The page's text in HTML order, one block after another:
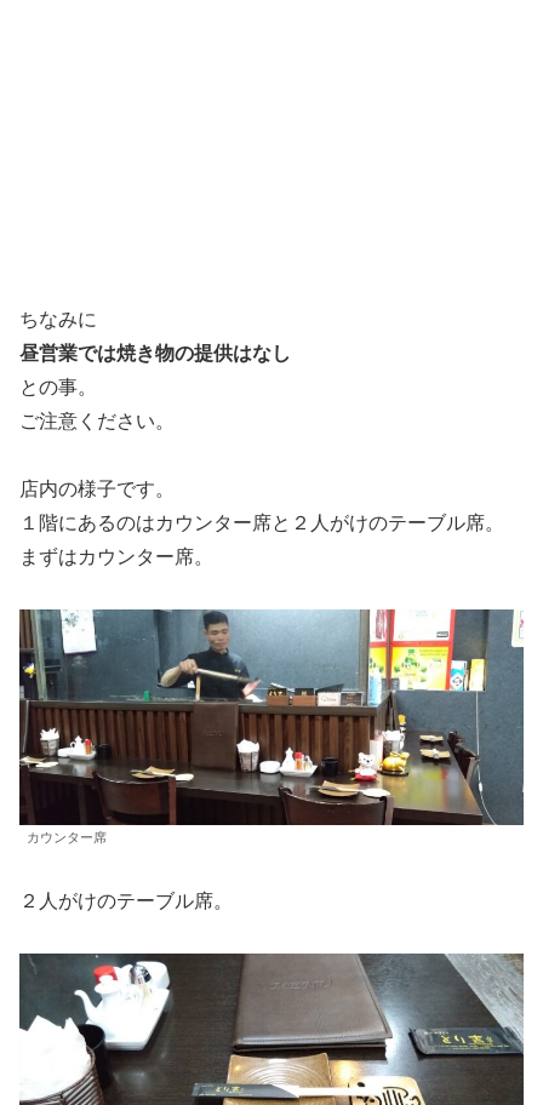
ちなみに
昼営業では焼き物の提供はなし
との事。
ご注意ください。
店内の様子です。
１階にあるのはカウンター席と２人がけのテーブル席。
まずはカウンター席。
カウンター席
２人がけのテーブル席。